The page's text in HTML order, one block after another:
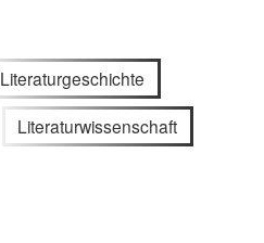
Literaturgeschichte
Literaturwissenschaft